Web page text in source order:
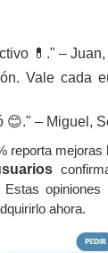
💊." –
Vale cada
😊." – Miguel,
reporta mejoras
opiniones
ahora.